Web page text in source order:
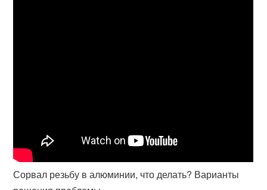
Сорвал резьбу в алюминии, что делать? Варианты